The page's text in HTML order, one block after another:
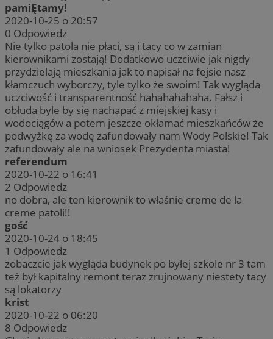
pamiĘtamy!
2020-10-25 o 20:57
0 Odpowiedz
Nie tylko patola nie płaci, są i tacy co w zamian
kierownikami zostają! Dodatkowo uczciwie jak nigdy
przydzielają mieszkania jak to napisał na fejsie nasz
kłamczuch wyborczy, tyle tylko że swoim! Tak wygląda
uczciwość i transparentność hahahahahaha. Fałsz i
obłuda byle by się nachapać z miejskiej kasy i
wodociągów a potem jeszcze okłamać mieszkańców że
podwyżkę za wodę zafundowały nam Wody Polskie! Tak
zafundowały ale na wniosek Prezydenta miasta!
referendum
2020-10-22 o 16:41
2 Odpowiedz
no dobra, ale ten kierownik to właśnie creme de la
creme patoli!!
gość
2020-10-24 o 18:45
1 Odpowiedz
zobaczcie jak wygląda budynek po byłej szkole nr 3 tam
też był kapitalny remont teraz zrujnowany niestety tacy
są lokatorzy
krist
2020-10-22 o 06:20
8 Odpowiedz